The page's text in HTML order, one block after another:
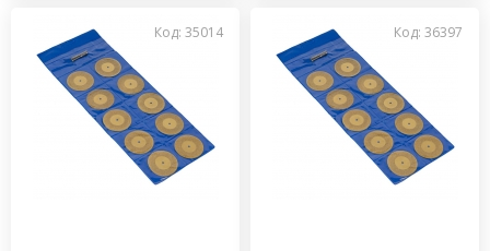
Код: 35014 Код: 36397